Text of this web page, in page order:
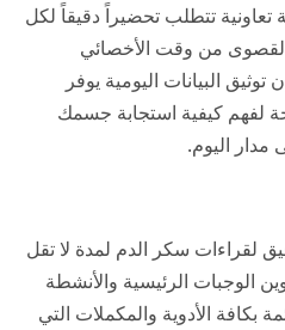
تعاونية تتطلب تحضيراً دقيقاً لكل
القصوى من وقت الأخصائي
البيانات اليومية يوفر
لفهم كيفية استجابة جسمك
مدار اليوم.
لقراءات سكر الدم لمدة لا تقل
الوجبات الرئيسية والأنشطة
بكافة الأدوية والمكملات التي